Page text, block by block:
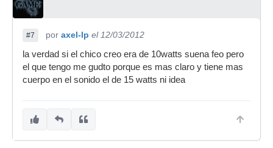
#7 por axel-lp el 12/03/2012
la verdad si el chico creo era de 10watts suena feo pero
el que tengo me gudto porque es mas claro y tiene mas
cuerpo en el sonido el de 15 watts ni idea